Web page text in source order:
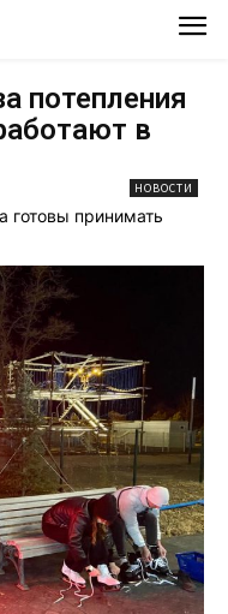
потепления
в
НОВОСТИ
готовы принимать